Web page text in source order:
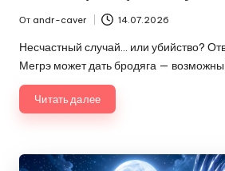
Запись
от
От andr-caver 14.07.2026
Несчастный случай… или убийство?
Мегрэ может дать бродяга —
Читать далее